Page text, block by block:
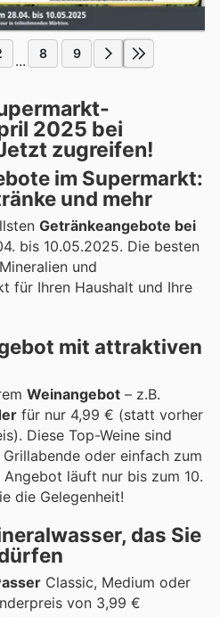
... 8 9
2025 bei
zugreifen!
im Supermarkt:
und mehr
Getränkeangebote bei
bis 10.05.2025. Die besten
und
für Ihren Haushalt und Ihre
mit attraktiven
Weinangebot – z.B.
für nur 4,99 € (statt vorher
Diese Top-Weine sind
oder einfach zum
Angebot läuft nur bis zum 10.
die Gelegenheit!
das Sie
Classic, Medium oder
von 3,99 €